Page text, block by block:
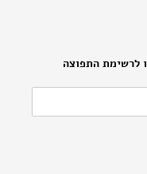
לרשימת התפוצה